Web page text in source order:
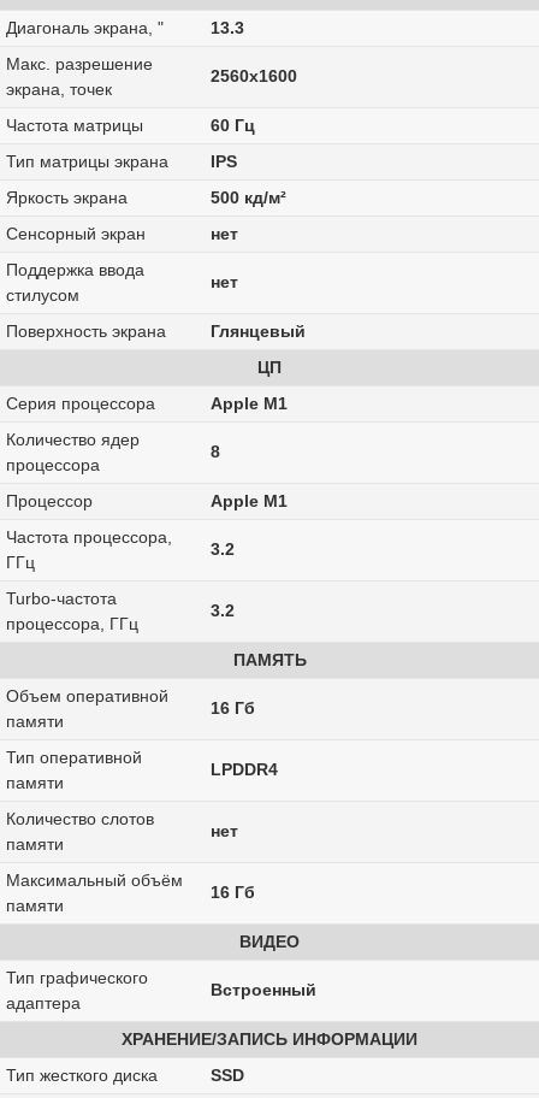
Диагональ экрана, "
13.3
Макс. разрешение
экрана, точек
2560x1600
Частота матрицы
60 Гц
Тип матрицы экрана
IPS
Яркость экрана
500 кд/м²
Сенсорный экран
нет
Поддержка ввода
стилусом
нет
Поверхность экрана
Глянцевый
ЦП
Серия процессора
Apple M1
Количество ядер
процессора
8
Процессор
Apple M1
Частота процессора,
ГГц
3.2
Turbo-частота
процессора, ГГц
3.2
ПАМЯТЬ
Объем оперативной
памяти
16 Гб
Тип оперативной
памяти
LPDDR4
Количество слотов
памяти
нет
Максимальный объём
памяти
16 Гб
ВИДЕО
Тип графического
адаптера
Встроенный
ХРАНЕНИЕ/ЗАПИСЬ ИНФОРМАЦИИ
Тип жесткого диска
SSD